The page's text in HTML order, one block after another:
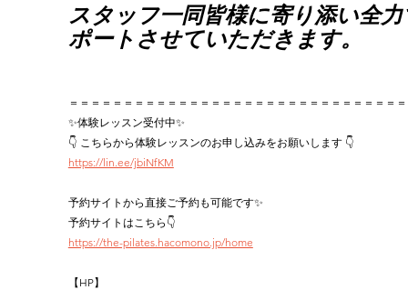
スタッフ一同皆様に寄り添い全
ポートさせていただきます。
＝＝＝＝＝＝＝＝＝＝＝＝＝＝＝＝＝＝＝＝＝＝＝＝＝＝＝＝＝＝
✨体験レッスン受付中✨
👇 こちらから体験レッスンのお申し込みをお願いします 👇
https://lin.ee/jbiNfKM
予約サイトから直接ご予約も可能です✨
予約サイトはこちら👇
https://the-pilates.hacomono.jp/home
【HP】